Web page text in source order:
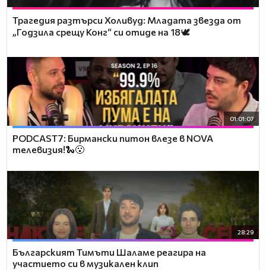
Трагедия разтърси Холивуд: Младата звезда от
„Годзила срещу Конг“ си отиде на 18🕊️
01:01:07
PODCAST7: Бирмански питон влезе в NOVA
телевизия!🐍😮
28:29
Българският Тимъти Шаламе реагира на
участието си в музикален клип